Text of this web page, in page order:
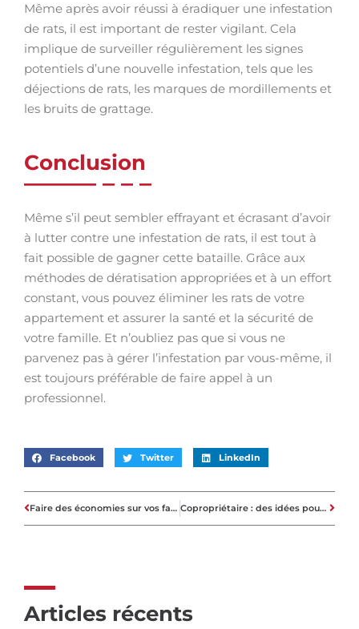
Même après avoir réussi à éradiquer une infestation
de rats, il est important de rester vigilant. Cela
implique de surveiller régulièrement les signes
potentiels d’une nouvelle infestation, tels que les
déjections de rats, les marques de mordillements et
les bruits de grattage.
Conclusion
Même s’il peut sembler effrayant et écrasant d’avoir
à lutter contre une infestation de rats, il est tout à
fait possible de gagner cette bataille. Grâce aux
méthodes de dératisation appropriées et à un effort
constant, vous pouvez éliminer les rats de votre
appartement et assurer la santé et la sécurité de
votre famille. Et n’oubliez pas que si vous ne
parvenez pas à gérer l’infestation par vous-même, il
est toujours préférable de faire appel à un
professionnel.
Facebook Twitter LinkedIn
Faire des économies sur vos factures avec un thermostat programmable Copropriétaire : des idées pour améliorer la sécurité de l’immeuble
Articles récents